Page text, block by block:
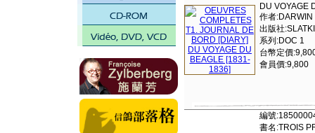
DU VOYAGE
作者
出版社
系列:DOC 1
台幣定價
會員價:9,800
編號
書名:TROIS